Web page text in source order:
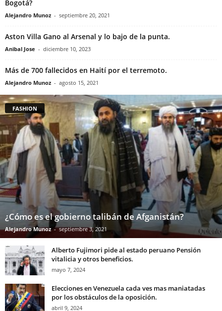
Bogotá?
Alejandro Munoz - septiembre 20, 2021
Aston Villa Gano al Arsenal y lo bajo de la punta.
Anibal Jose - diciembre 10, 2023
Más de 700 fallecidos en Haití por el terremoto.
Alejandro Munoz - agosto 15, 2021
FASHION
¿Cómo es el gobierno talibán de Afganistán?
Alejandro Munoz - septiembre 3, 2021
Alberto Fujimori pide al estado peruano Pensión
vitalicia y otros beneficios.
mayo 7, 2024
Elecciones en Venezuela cada ves mas maniatadas
por los obstáculos de la oposición.
abril 9, 2024